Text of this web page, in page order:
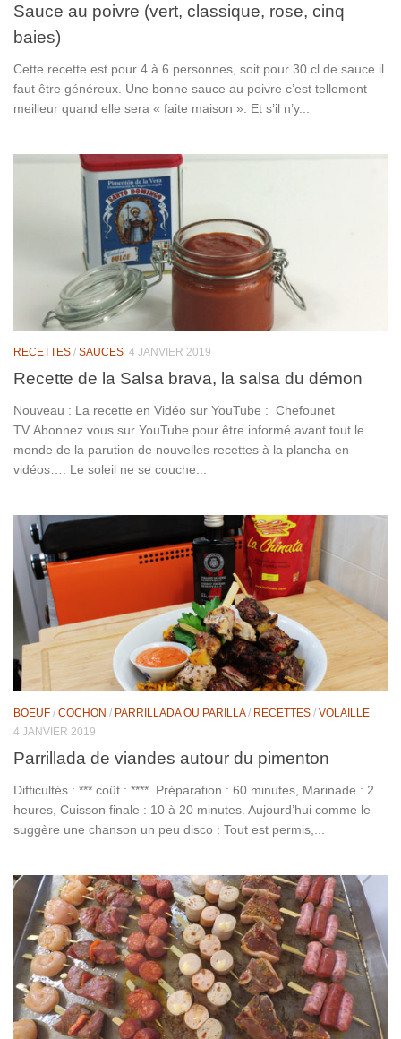
Sauce au poivre (vert, classique, rose, cinq
baies)
Cette recette est pour 4 à 6 personnes, soit pour 30 cl de sauce il
faut être généreux. Une bonne sauce au poivre c’est tellement
meilleur quand elle sera « faite maison ». Et s’il n’y...
RECETTES / SAUCES 4 JANVIER 2019
Recette de la Salsa brava, la salsa du démon
Nouveau : La recette en Vidéo sur YouTube : Chefounet
TV Abonnez vous sur YouTube pour être informé avant tout le
monde de la parution de nouvelles recettes à la plancha en
vidéos…. Le soleil ne se couche...
BOEUF / COCHON / PARRILLADA OU PARILLA/ RECETTES / VOLAILLE
4 JANVIER 2019
Parrillada de viandes autour du pimenton
Difficultés : *** coût : **** Préparation : 60 minutes, Marinade : 2
heures, Cuisson finale : 10 à 20 minutes. Aujourd’hui comme le
suggère une chanson un peu disco : Tout est permis,...